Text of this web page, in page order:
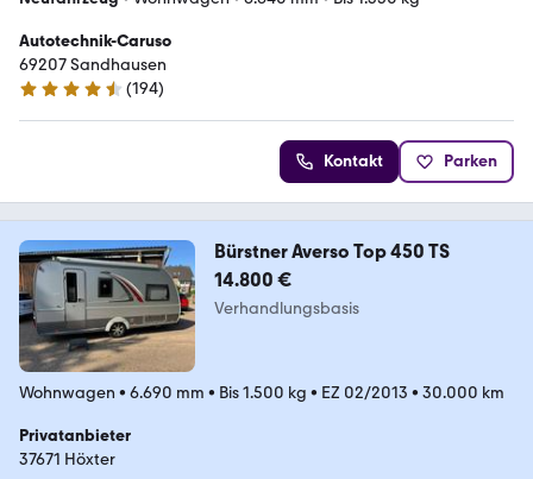
Autotechnik-Caruso
69207 Sandhausen
4.7 Sterne
(194)
Kontakt Parken
Bürstner Averso Top 450 TS
14.800 €
Verhandlungsbasis
Wohnwagen • 6.690 mm • Bis 1.500 kg • EZ 02/2013 • 30.000 km
Privatanbieter
37671 Höxter